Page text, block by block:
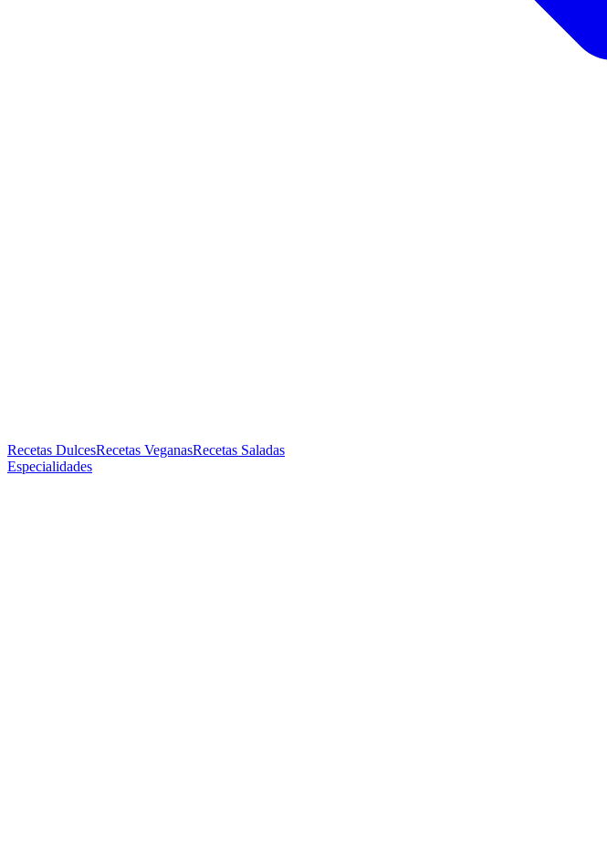
Recetas DulcesRecetas VeganasRecetas Saladas
Especialidades